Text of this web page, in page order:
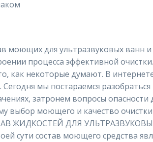
моющих для ультразвуковых ванн
процесса эффективной
как некоторые думают. В
Сегодня мы постараемся
затронем вопросы опасности
выбор моющего и качество
ЖИДКОСТЕЙ ДЛЯ
сути состав моющего средства